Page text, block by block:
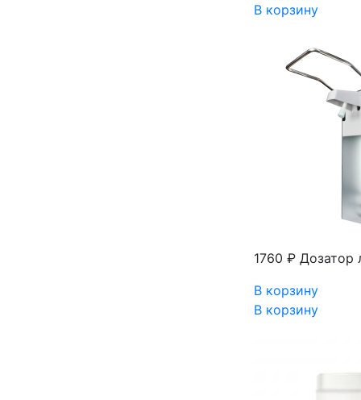
В корзину
1760 ₽ Дозатор
В корзину
В корзину